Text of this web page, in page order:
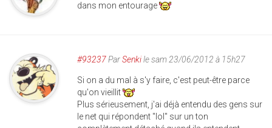
dans mon entourage
#93237ParSenkile sam 23/06/2012 à 15h27
Si on a du mal à s'y faire, c'est peut-être parce
qu'on vieillit
Plus sérieusement, j'ai déjà entendu des gens sur
le net qui répondent "lol" sur un ton